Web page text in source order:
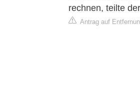
rechnen, teilte
Antrag auf